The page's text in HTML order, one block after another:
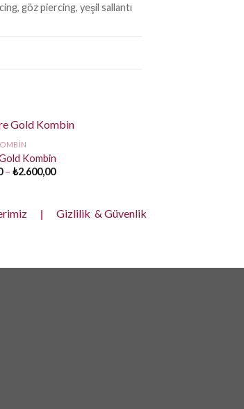
göz piercing, yeşil sallantı
Kombin
– ₺2.600,00Fiyat
₺2.600,00
| Gizlilik & Güvenlik